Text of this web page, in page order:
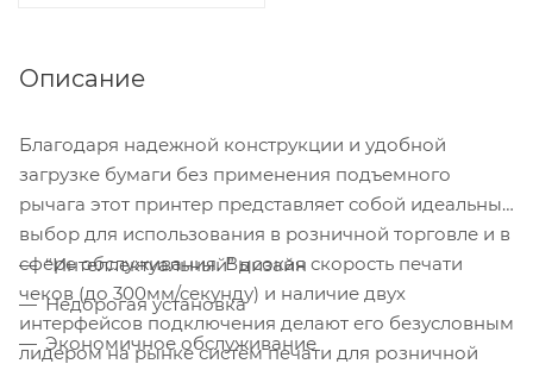
Описание
Благодаря надежной конструкции и удобной
загрузке бумаги без применения подъемного
рычага этот принтер представляет собой идеальный
выбор для использования в розничной торговле и в
сфере обслуживания. Высокая скорость печати
чеков (до 300мм/секунду) и наличие двух
интерфейсов подключения делают его безусловным
лидером на рынке систем печати для розничной
“Интеллектуальный” дизайн
Недорогая установка
Экономичное обслуживание